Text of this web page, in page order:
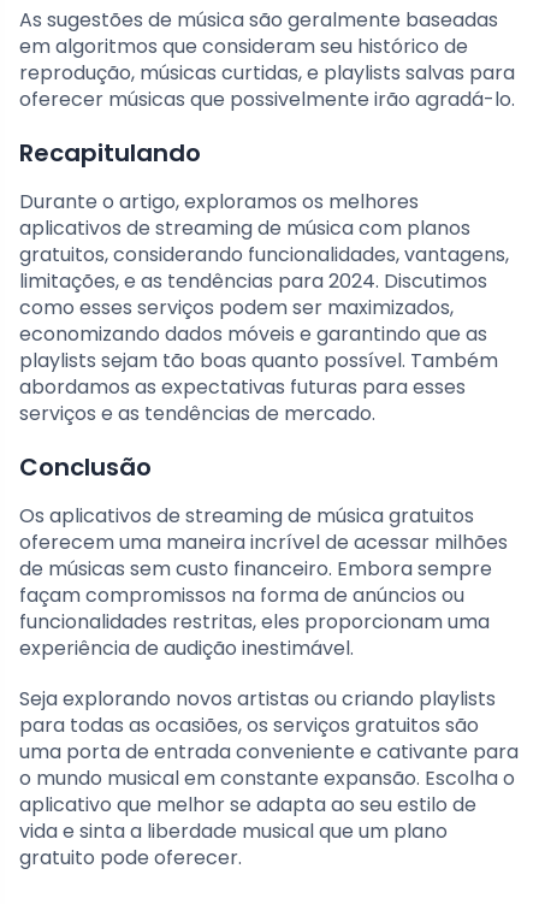
As sugestões de música são geralmente baseadas
em algoritmos que consideram seu histórico de
reprodução, músicas curtidas, e playlists salvas para
oferecer músicas que possivelmente irão agradá-lo.
Recapitulando
Durante o artigo, exploramos os melhores
aplicativos de streaming de música com planos
gratuitos, considerando funcionalidades, vantagens,
limitações, e as tendências para 2024. Discutimos
como esses serviços podem ser maximizados,
economizando dados móveis e garantindo que as
playlists sejam tão boas quanto possível. Também
abordamos as expectativas futuras para esses
serviços e as tendências de mercado.
Conclusão
Os aplicativos de streaming de música gratuitos
oferecem uma maneira incrível de acessar milhões
de músicas sem custo financeiro. Embora sempre
façam compromissos na forma de anúncios ou
funcionalidades restritas, eles proporcionam uma
experiência de audição inestimável.
Seja explorando novos artistas ou criando playlists
para todas as ocasiões, os serviços gratuitos são
uma porta de entrada conveniente e cativante para
o mundo musical em constante expansão. Escolha o
aplicativo que melhor se adapta ao seu estilo de
vida e sinta a liberdade musical que um plano
gratuito pode oferecer.